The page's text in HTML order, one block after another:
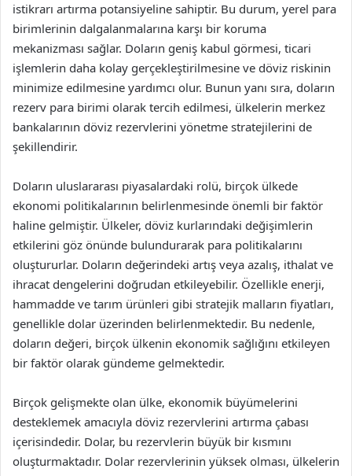
istikrarı artırma potansiyeline sahiptir. Bu durum, yerel para
birimlerinin dalgalanmalarına karşı bir koruma
mekanizması sağlar. Doların geniş kabul görmesi, ticari
işlemlerin daha kolay gerçekleştirilmesine ve döviz riskinin
minimize edilmesine yardımcı olur. Bunun yanı sıra, doların
rezerv para birimi olarak tercih edilmesi, ülkelerin merkez
bankalarının döviz rezervlerini yönetme stratejilerini de
şekillendirir.
Doların uluslararası piyasalardaki rolü, birçok ülkede
ekonomi politikalarının belirlenmesinde önemli bir faktör
haline gelmiştir. Ülkeler, döviz kurlarındaki değişimlerin
etkilerini göz önünde bulundurarak para politikalarını
oluştururlar. Doların değerindeki artış veya azalış, ithalat ve
ihracat dengelerini doğrudan etkileyebilir. Özellikle enerji,
hammadde ve tarım ürünleri gibi stratejik malların fiyatları,
genellikle dolar üzerinden belirlenmektedir. Bu nedenle,
doların değeri, birçok ülkenin ekonomik sağlığını etkileyen
bir faktör olarak gündeme gelmektedir.
Birçok gelişmekte olan ülke, ekonomik büyümelerini
desteklemek amacıyla döviz rezervlerini artırma çabası
içerisindedir. Dolar, bu rezervlerin büyük bir kısmını
oluşturmaktadır. Dolar rezervlerinin yüksek olması, ülkelerin